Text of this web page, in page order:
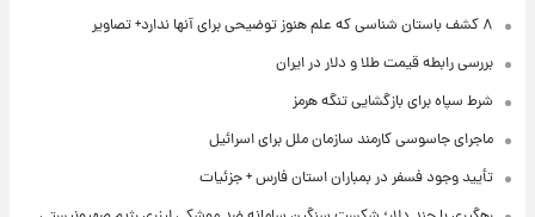
۸ کشف باستان شناسی که علم هنوز توضیحی برای آنها ندارد+ تصاویر
بررسی رابطه قیمت طلا و دلار در ایران
شرط سپاه برای بازگشایی تنگه هرمز
ماجرای جاسوسی کارمند سازمان ملل برای اسرائیل
تأیید وجود فسفر در بمباران استان فارس + جزئیات